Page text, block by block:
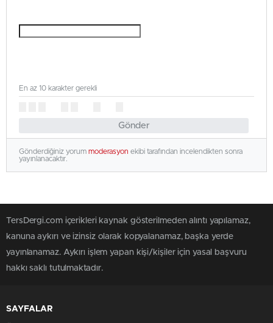
Gönder
En az 10 karakter gerekli
Gönderdiğiniz yorum moderasyon ekibi tarafından incelendikten sonra
yayınlanacaktır.
TersDergi.com içerikleri kaynak gösterilmeden alıntı yapılamaz,
kanuna aykırı ve izinsiz olarak kopyalanamaz, başka yerde
yayınlanamaz. Aykırı işlem yapan kişi/kişiler için yasal başvuru
hakkı saklı tutulmaktadır.
SAYFALAR